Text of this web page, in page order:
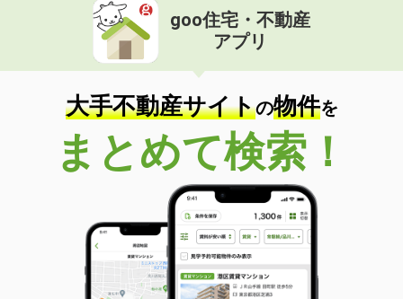
価 格
住 所
茨城県土浦市真鍋５
専有面積 48.84m²
間取り
3DK
茨城県つくば市松代５
価 格
11.80万円
茨城県つくば市松代５
56.64m²
間取り
2LDK
茨城県古河市茶屋新田
goo住宅・不動産
アプリ
大手不動産サイトの物件を
まとめて検索！